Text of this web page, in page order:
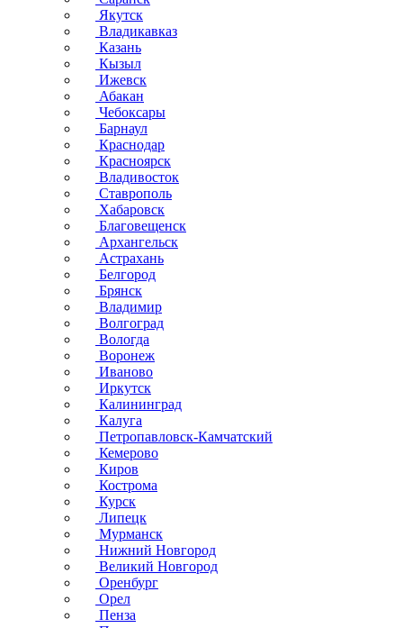
Якутск
Владикавказ
Казань
Кызыл
Ижевск
Абакан
Чебоксары
Барнаул
Краснодар
Красноярск
Владивосток
Ставрополь
Хабаровск
Благовещенск
Архангельск
Астрахань
Белгород
Брянск
Владимир
Волгоград
Вологда
Воронеж
Иваново
Иркутск
Калининград
Калуга
Петропавловск-Камчатский
Кемерово
Киров
Кострома
Курск
Липецк
Мурманск
Нижний Новгород
Великий Новгород
Оренбург
Орел
Пенза